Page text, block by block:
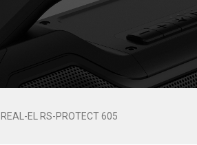
REAL-EL RS-PROTECT 605